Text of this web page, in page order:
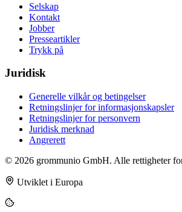
Selskap
Kontakt
Jobber
Presseartikler
Trykk på
Juridisk
Generelle vilkår og betingelser
Retningslinjer for informasjonskapsler
Retningslinjer for personvern
Juridisk merknad
Angrerett
© 2026 grommunio GmbH. Alle rettigheter
Utviklet i Europa